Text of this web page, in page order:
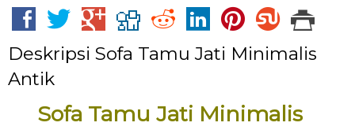
Deskripsi Sofa Tamu Jati Minimalis
Antik
Sofa Tamu Jati Minimalis